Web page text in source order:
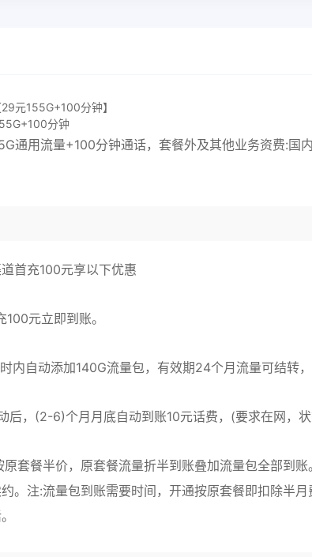
元155G+100分钟】
分钟
通用流量+100分钟通话，套餐外及其他业务资费:国
首充100元享以下优惠
元立即到账。
内自动添加140G流量包，有效期24个月流量可结转，
后，(2-6)个月月底自动到账10元话费，(要求在网，
原套餐半价，原套餐流量折半到账叠加流量包全部到
。注:流量包到账需要时间，开通按原套餐即扣除半